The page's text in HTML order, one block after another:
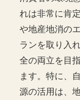
れは非常に肯
や地産地消の
ランを取り入
全の両立を目
ます。特に、
源の活用は、